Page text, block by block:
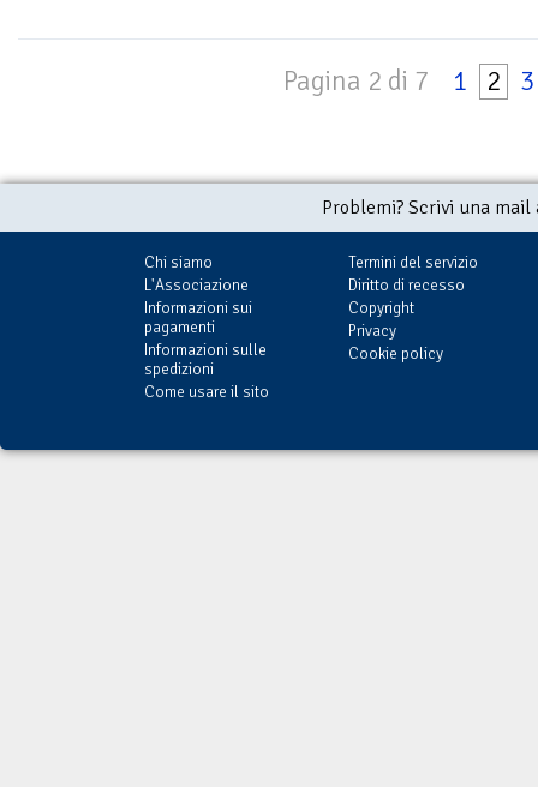
Pagina 2 di 7 1 2 3
Problemi? Scrivi una
Chi siamo
L'Associazione
Informazioni sui
pagamenti
Informazioni sulle
spedizioni
Come usare il sito
Termini del servizio
Diritto di recesso
Copyright
Privacy
Cookie policy